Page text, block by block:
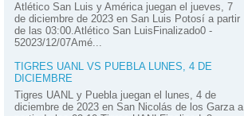
Atlético San Luis y América juegan el jueves, 7
de diciembre de 2023 en San Luis Potosí a partir
de las 03:00.Atlético San LuisFinalizado0 -
52023/12/07Amé...
TIGRES UANL VS PUEBLA LUNES, 4 DE
DICIEMBRE
Tigres UANL y Puebla juegan el lunes, 4 de
diciembre de 2023 en San Nicolás de los Garza a